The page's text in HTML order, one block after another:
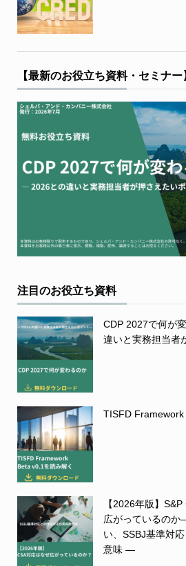
【最新のお役立ち資料・セミナー
注目のお役立ち資料
CDP 2027で何が
違いと実務担当者
TISFD Framework
【2026年版】
広がっているのか
い、SSBJ基準対
意味 ―